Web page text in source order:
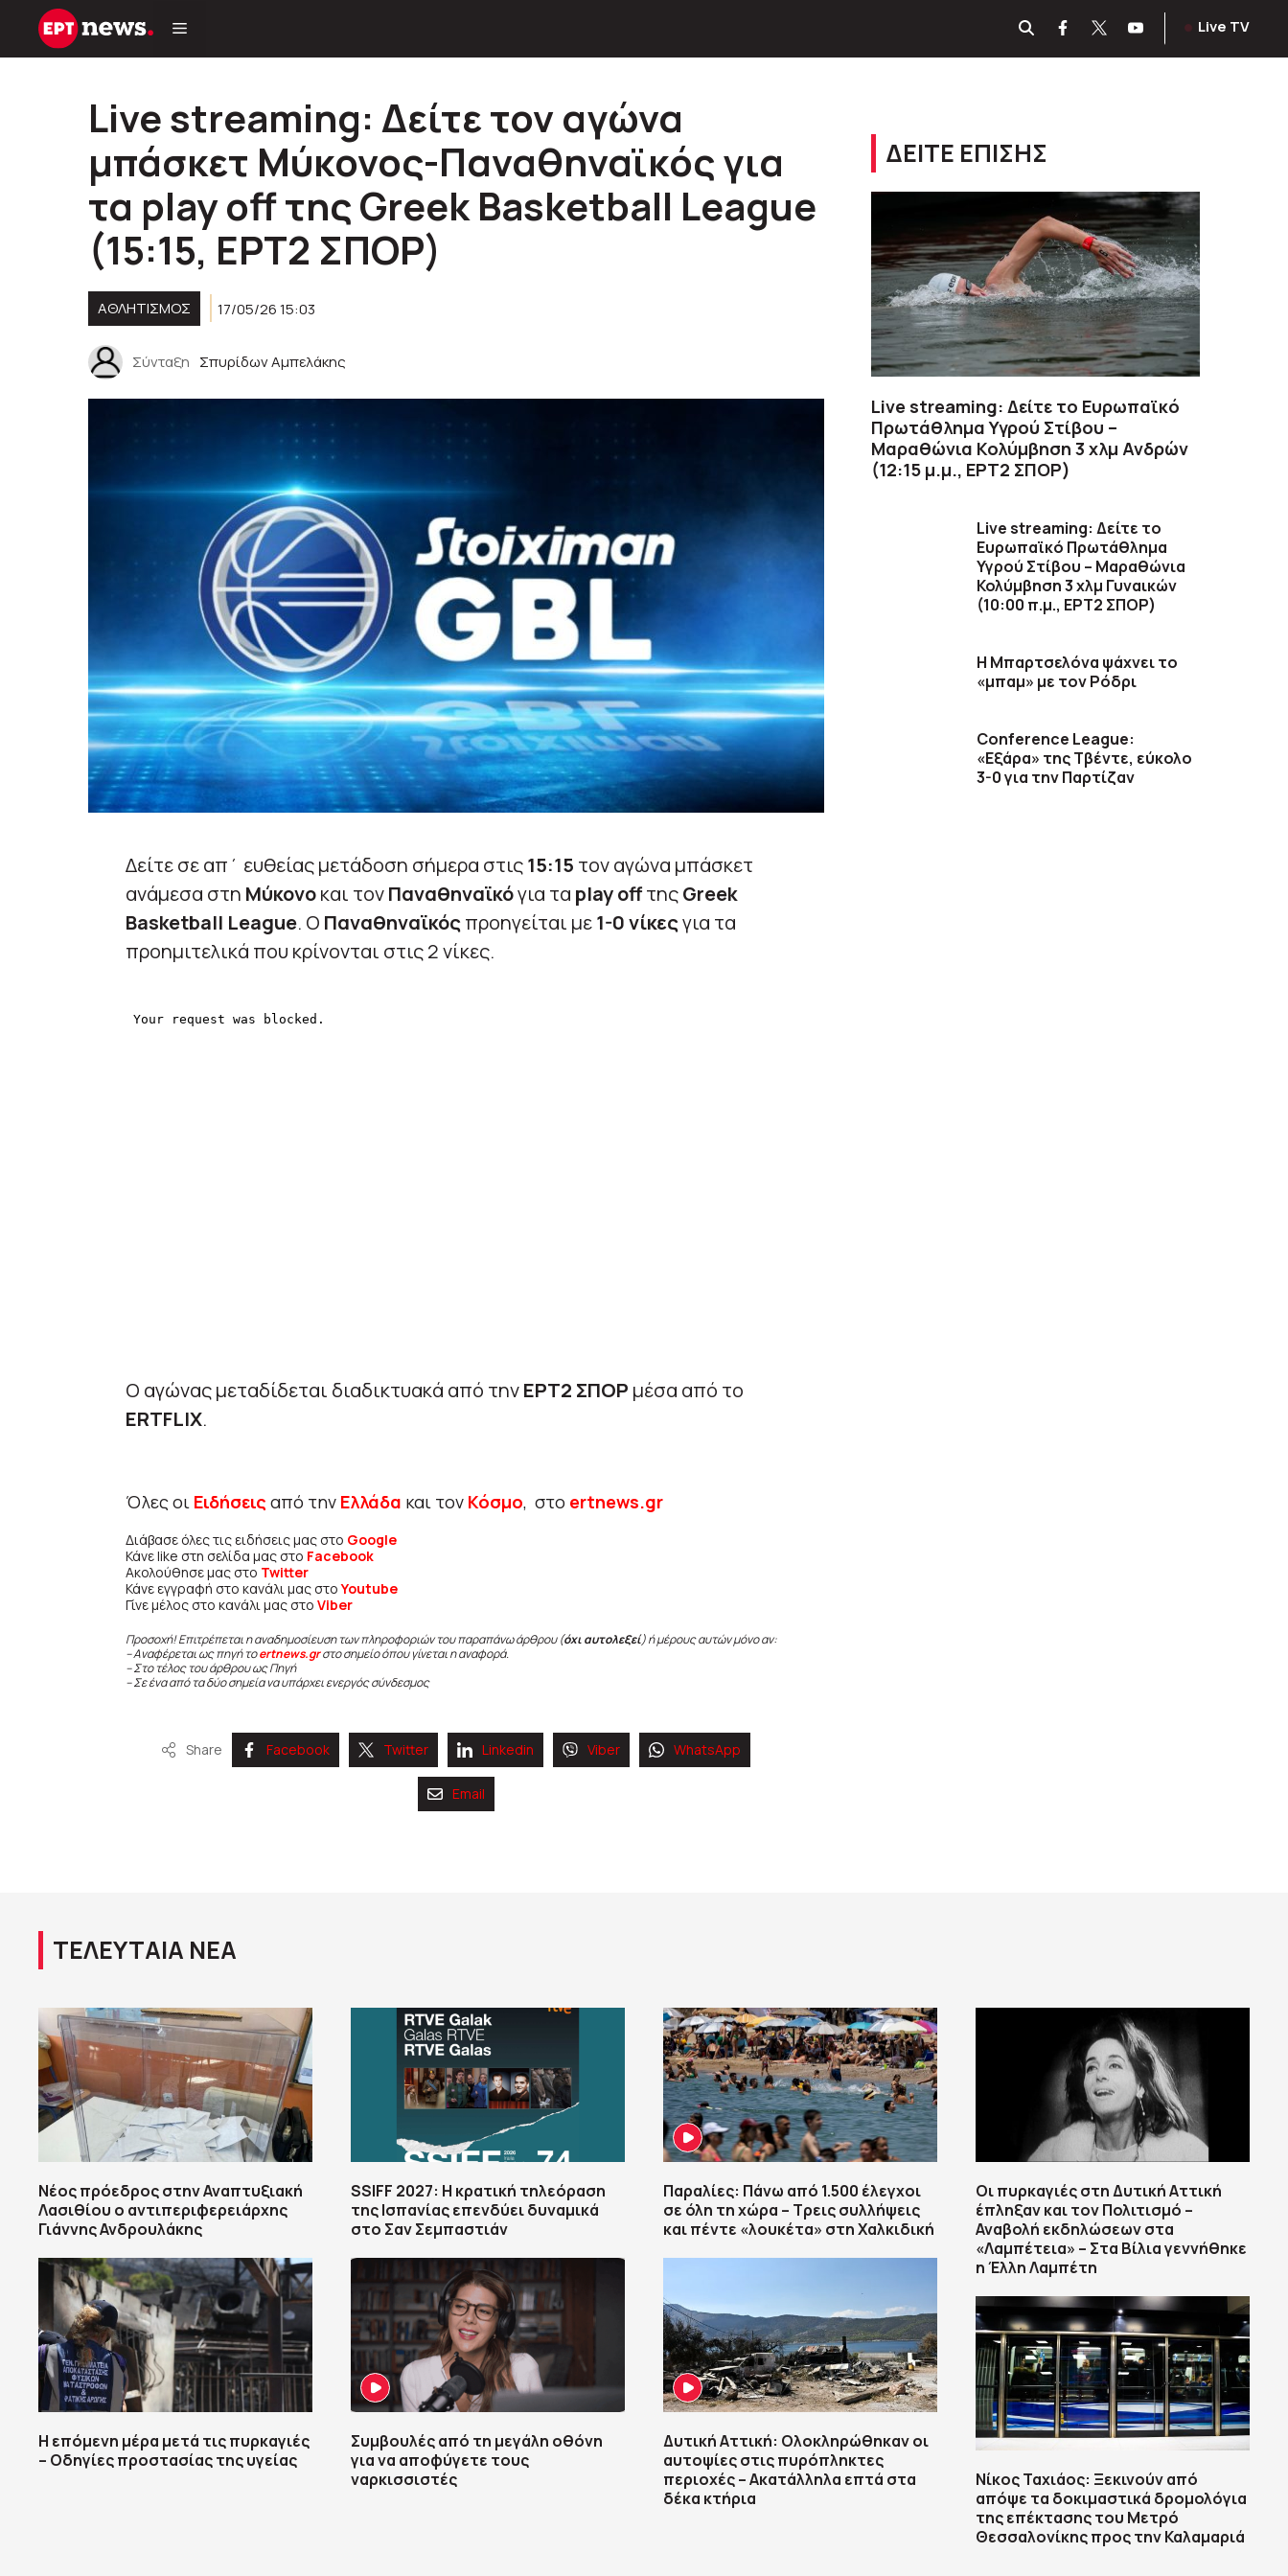
Μετάβαση
Live TV
Live streaming: Δείτε τον αγώνα
μπάσκετ Μύκονος-Παναθηναϊκός για
τα play off της Greek Basketball League
(15:15, ΕΡΤ2 ΣΠΟΡ)
ΑΘΛΗΤΙΣΜΟΣ 17/05/26 15:03
Σύνταξη Σπυρίδων Αμπελάκης
Δείτε σε απ΄ ευθείας μετάδοση σήμερα στις15:15 τον αγώνα μπάσκετ
ανάμεσα στη Μύκονοκαι τονΠαναθηναϊκόγια τα play offτηςGreek
Basketball League. Ο Παναθηναϊκόςπροηγείται με1-0 νίκεςγια τα
προημιτελικά που κρίνονται στις 2 νίκες.
Ο αγώνας μεταδίδεται διαδικτυακά από τηνΕΡΤ2 ΣΠΟΡ μέσα από το
ERTFLIX.
Όλες οι Ειδήσεις από την Ελλάδα και τον Κόσμο, στο ertnews.gr
Διάβασε όλες τις ειδήσεις μας στο Google
Κάνε like στη σελίδα μας στο Facebook
Ακολούθησε μας στο Twitter
Κάνε εγγραφή στο κανάλι μας στοYoutube
Γίνε μέλος στο κανάλι μας στο Viber
Προσοχή! Επιτρέπεται η αναδημοσίευση των πληροφοριών του παραπάνω άρθρου (όχι αυτολεξεί) ή μέρους αυτών μόνο αν:
– Αναφέρεται ως πηγή τοertnews.gr στο σημείο όπου γίνεται η αναφορά.
– Στο τέλος του άρθρου ως Πηγή
– Σε ένα από τα δύο σημεία να υπάρχει ενεργός σύνδεσμος
Share Facebook Twitter Linkedin Viber WhatsApp
Email
ΔΕΙΤΕ ΕΠΙΣΗΣ
Live streaming: Δείτε το Ευρωπαϊκό
Πρωτάθλημα Υγρού Στίβου –
Μαραθώνια Κολύμβηση 3 χλμ Ανδρών
(12:15 μ.μ., ΕΡΤ2 ΣΠΟΡ)
Live streaming: Δείτε το
Ευρωπαϊκό Πρωτάθλημα
Υγρού Στίβου – Μαραθώνια
Κολύμβηση 3 χλμ Γυναικών
(10:00 π.μ., ΕΡΤ2 ΣΠΟΡ)
Η Μπαρτσελόνα ψάχνει το
«μπαμ» με τον Ρόδρι
Conference League:
«Εξάρα» της Τβέντε, εύκολο
3-0 για την Παρτίζαν
ΤΕΛΕΥΤΑΙΑ ΝΕΑ
Νέος πρόεδρος στην Αναπτυξιακή
Λασιθίου ο αντιπεριφερειάρχης
Γιάννης Ανδρουλάκης
Η επόμενη μέρα μετά τις πυρκαγιές
– Οδηγίες προστασίας της υγείας
SSIFF 2027: Η κρατική τηλεόραση
της Ισπανίας επενδύει δυναμικά
στο Σαν Σεμπαστιάν
Συμβουλές από τη μεγάλη οθόνη
για να αποφύγετε τους
ναρκισσιστές
Παραλίες: Πάνω από 1.500 έλεγχοι
σε όλη τη χώρα – Τρεις συλλήψεις
και πέντε «λουκέτα» στη Χαλκιδική
Δυτική Αττική: Ολοκληρώθηκαν οι
αυτοψίες στις πυρόπληκτες
περιοχές – Ακατάλληλα επτά στα
δέκα κτήρια
Οι πυρκαγιές στη Δυτική Αττική
έπληξαν και τον Πολιτισμό –
Αναβολή εκδηλώσεων στα
«Λαμπέτεια» – Στα Βίλια γεννήθηκε
η Έλλη Λαμπέτη
Νίκος Ταχιάος: Ξεκινούν από
απόψε τα δοκιμαστικά δρομολόγια
της επέκτασης του Μετρό
Θεσσαλονίκης προς την Καλαμαριά